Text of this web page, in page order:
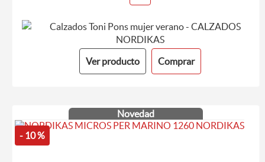
Ver producto Comprar
Novedad
- 10 %